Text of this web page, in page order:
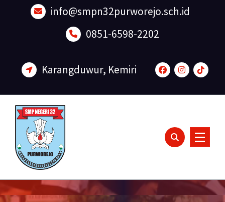
info@smpn32purworejo.sch.id
0851-6598-2202
Karangduwur, Kemiri